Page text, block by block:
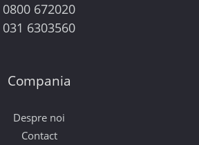
0800 672020
031 6303560
Compania
Despre noi
Contact